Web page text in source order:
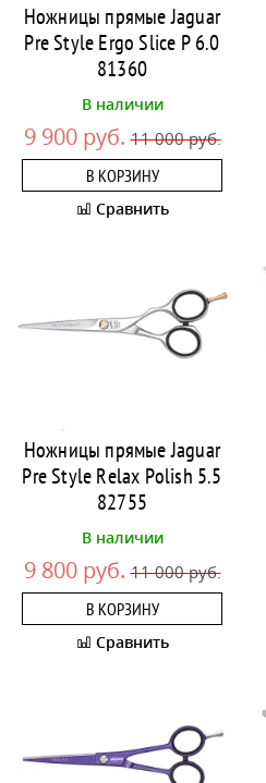
Ножницы прямые Jaguar
Pre Style Ergo Slice P 6.0
81360
В наличии
9 900 руб. 11 000 руб.
В КОРЗИНУ
Сравнить
Ножницы прямые Jaguar
Pre Style Relax Polish 5.5
82755
В наличии
9 800 руб. 11 000 руб.
В КОРЗИНУ
Сравнить